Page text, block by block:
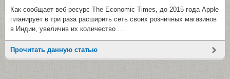
Как сообщает веб-ресурс The Economic Times, до 2015 года Apple
планирует в три раза расширить сеть своих розничных магазинов
в Индии, увеличив их количество …
Прочитать данную статью